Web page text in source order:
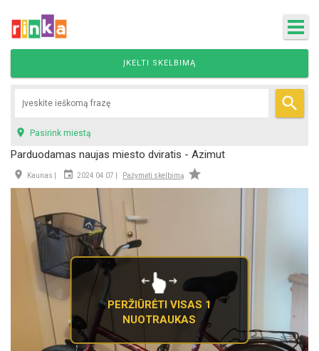
ĮKELTI SKELBIMĄ

 Pasirink miestą
Parduodamas naujas miesto dviratis - Azimut
 Kaunas | 2024 04 07 | Pažymėti skelbimą 
PERŽIŪRĖTI VISAS 1
NUOTRAUKAS